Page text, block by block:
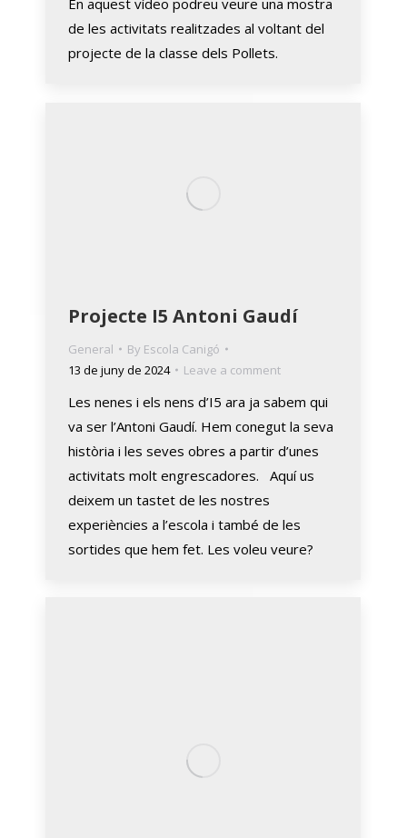
En aquest vídeo podreu veure una mostra
de les activitats realitzades al voltant del
projecte de la classe dels Pollets.
Projecte I5 Antoni Gaudí
General By Escola Canigó
13 de juny de 2024
Leave a comment
Les nenes i els nens d’I5 ara ja sabem qui
va ser l’Antoni Gaudí. Hem conegut la seva
història i les seves obres a partir d’unes
activitats molt engrescadores. Aquí us
deixem un tastet de les nostres
experiències a l’escola i també de les
sortides que hem fet. Les voleu veure?